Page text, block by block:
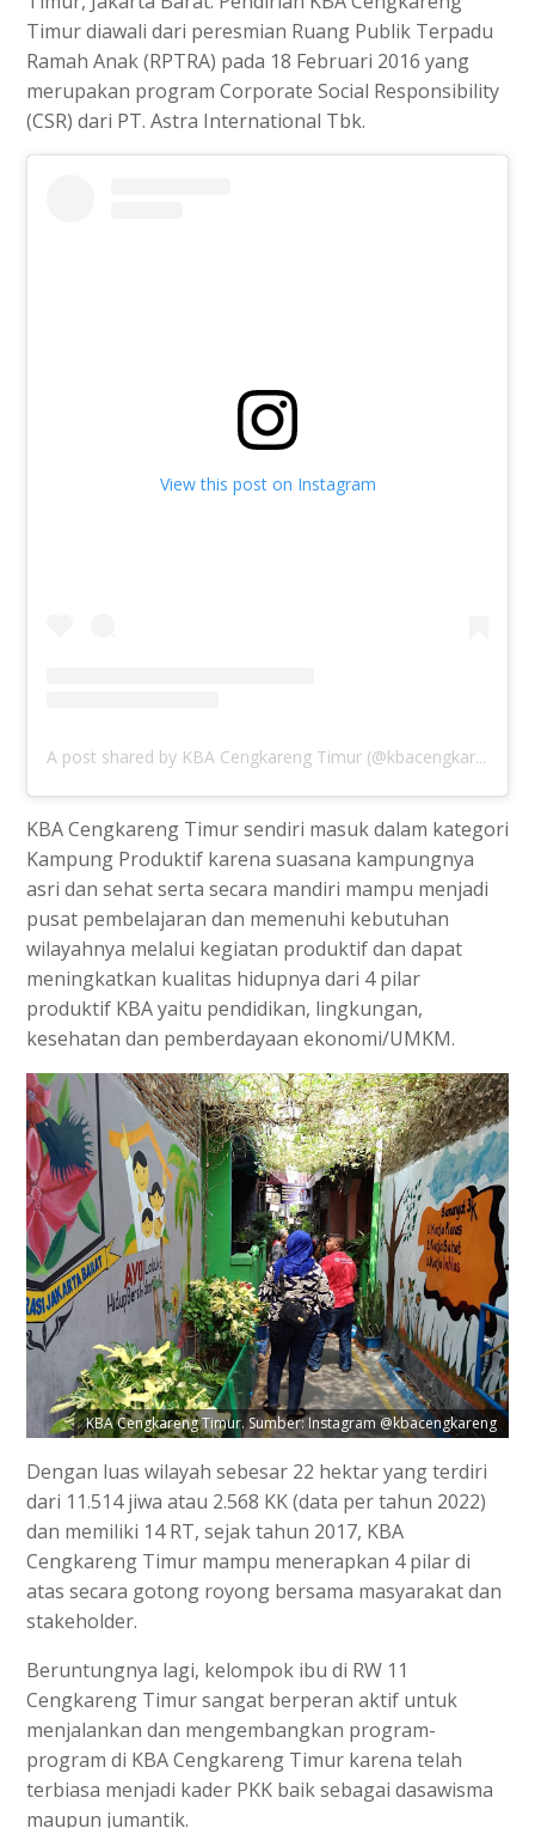
Timur diawali dari peresmian Ruang Publik Terpadu
Ramah Anak (RPTRA) pada 18 Februari 2016 yang
merupakan program Corporate Social Responsibility
(CSR) dari PT. Astra International Tbk.
View this post on Instagram
KBA Cengkareng Timur sendiri masuk dalam kategori
Kampung Produktif karena suasana kampungnya
asri dan sehat serta secara mandiri mampu menjadi
pusat pembelajaran dan memenuhi kebutuhan
wilayahnya melalui kegiatan produktif dan dapat
meningkatkan kualitas hidupnya dari 4 pilar
produktif KBA yaitu pendidikan, lingkungan,
kesehatan dan pemberdayaan ekonomi/UMKM.
KBA Cengkareng Timur. Sumber: Instagram @kbacengkareng
Dengan luas wilayah sebesar 22 hektar yang terdiri
dari 11.514 jiwa atau 2.568 KK (data per tahun 2022)
dan memiliki 14 RT, sejak tahun 2017, KBA
Cengkareng Timur mampu menerapkan 4 pilar di
atas secara gotong royong bersama masyarakat dan
stakeholder.
Beruntungnya lagi, kelompok ibu di RW 11
Cengkareng Timur sangat berperan aktif untuk
menjalankan dan mengembangkan program-
program di KBA Cengkareng Timur karena telah
terbiasa menjadi kader PKK baik sebagai dasawisma
maupun jumantik.